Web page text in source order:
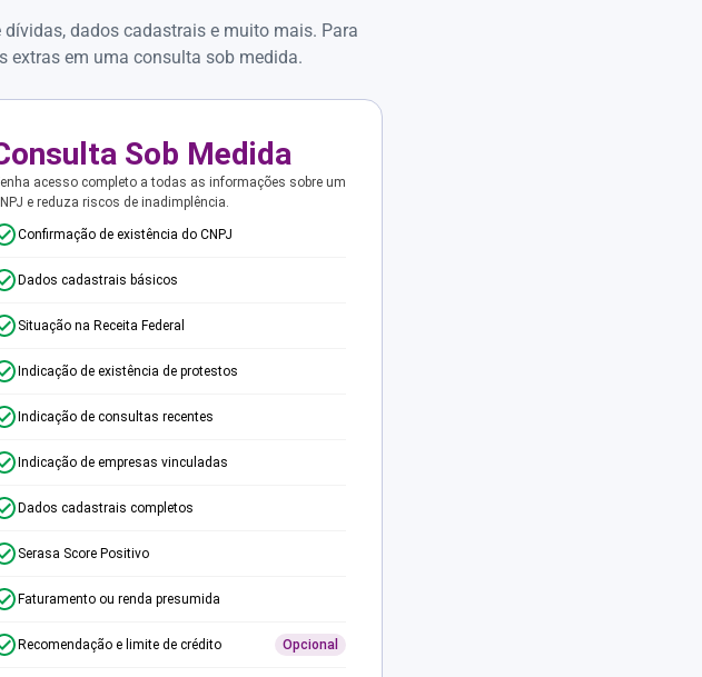
dados cadastrais e muito mais. Para
extras em uma consulta sob medida.
Sob Medida
acesso completo a todas as informações sobre um
e reduza riscos de inadimplência.
Confirmação de existência do CNPJ
Dados cadastrais básicos
Situação na Receita Federal
Indicação de existência de protestos
Indicação de consultas recentes
Indicação de empresas vinculadas
Dados cadastrais completos
Serasa Score Positivo
Faturamento ou renda presumida
Recomendação e limite de crédito Opcional